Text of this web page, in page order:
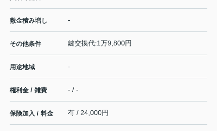
敷金積み増し -
その他条件 鍵交換代:1万9,800円
用途地域 -
権利金 / 雑費 - / -
保険加入 / 料金 有 / 24,000円